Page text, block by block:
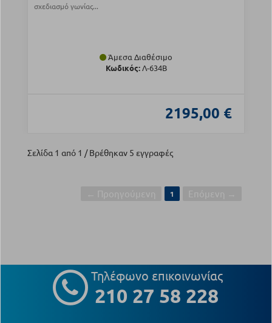
σχεδιασμό γωνίας...
Άμεσα Διαθέσιμο
Κωδικός:Λ-634B
2195,00 €
Σελίδα 1 από 1 / Βρέθηκαν 5 εγγραφές
1
Τηλέφωνο επικοινωνίας
210 27 58 228